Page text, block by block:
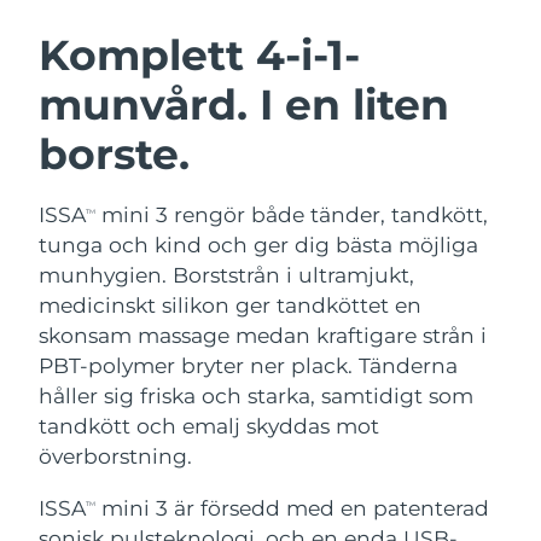
Komplett 4-i-1-
munvård. I en liten
borste.
ISSATM
mini 3 rengör både tänder, tandkött,
tunga och kind och ger dig bästa möjliga
munhygien. Borststrån i ultramjukt,
medicinskt silikon ger tandköttet en
skonsam massage medan kraftigare strån i
PBT-polymer bryter ner plack. Tänderna
håller sig friska och starka, samtidigt som
tandkött och emalj skyddas mot
överborstning.
ISSATM
mini 3 är försedd med en patenterad
Ansiktsrengöring
Anti-aging massage
LUNA™ 4 Plus
Massage, LED heating
LUNA™ 4 Men
For men, anti-aging massage
Microcurrent toning
BEAR™ 2 go
Microcurrent toning on-the-go
BEAR™ 2 eyes & lips
Microcurrent line smoothing device
Återfuktning
UFO™ 3-paket
Deep facial hydration
UFO™ 3 LED
Near-infrared and red light therapy
device
Munvård
issa™ 4
Hybrid silicone sonic toothbrush
issa™ 4 plus
FAQ™ ANTI-AGING-BEHANDLING
Anti-aging LED-behandlingar
NEW
Österrike Förväntad leverans
Bahrain Förväntad leverans
Belgien
Bermuda Förväntad leverans8/16/26
Bosnien och
Hercegovina
Förväntad leverans
Brunei Förväntad leverans8/15/26
Bulgarien Förväntad leverans8/10/26
Kanada
Chile Förväntad leverans8/14/26